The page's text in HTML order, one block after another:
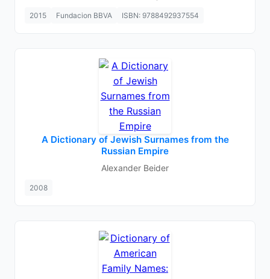
2015 Fundacion BBVA ISBN: 9788492937554
A Dictionary of Jewish Surnames from the
Russian Empire
Alexander Beider
2008